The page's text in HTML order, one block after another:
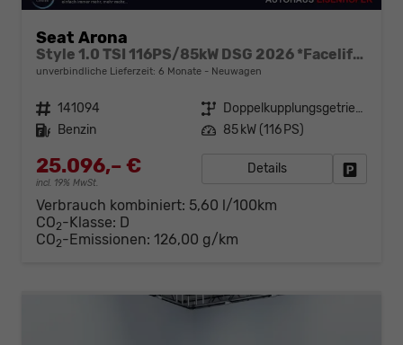
Seat Arona
Style 1.0 TSI 116PS/85kW DSG 2026 *Faceliftet*
unverbindliche Lieferzeit: 6 Monate Neuwagen
Fahrzeugnr. 141094 Getriebe
Doppelkupplungsgetriebe (DSG)
Kraftstoff Benzin Leistung 85 kW (116 PS)
25.096,– €
incl. 19% MwSt.
Details
Verbrauch kombiniert: 5,60 l/100km
CO2-Klasse: D
CO2-Emissionen: 126,00 g/km